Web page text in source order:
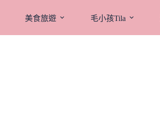
美食旅遊 毛小孩Tila